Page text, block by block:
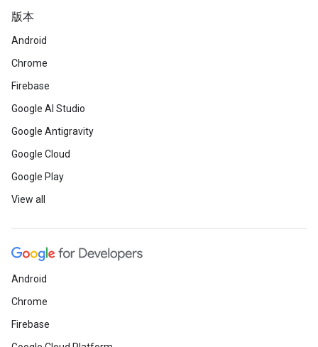
版本
Android
Chrome
Firebase
Google AI Studio
Google Antigravity
Google Cloud
Google Play
View all
Android
Chrome
Firebase